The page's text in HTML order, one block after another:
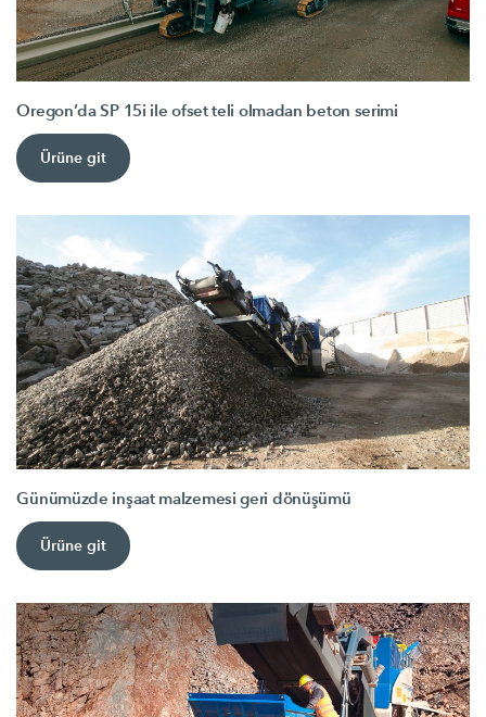
Oregon’da SP 15i ile ofset teli olmadan beton serimi
Ürüne git
Günümüzde inşaat malzemesi geri dönüşümü
Ürüne git